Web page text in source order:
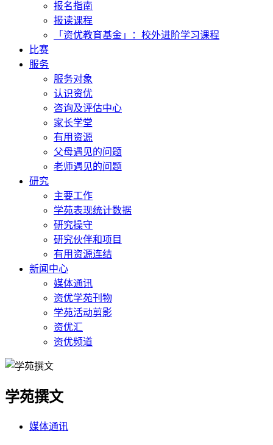
报名指南
报读课程
「资优教育基金」：校外进阶学习课程
比赛
服务
服务对象
认识资优
咨询及评估中心
家长学堂
有用资源
父母遇见的问题
老师遇见的问题
研究
主要工作
学苑表现统计数据
研究操守
研究伙伴和项目
有用资源连结
新闻中心
媒体通讯
资优学苑刊物
学苑活动剪影
资优汇
资优频道
学苑撰文
媒体通讯